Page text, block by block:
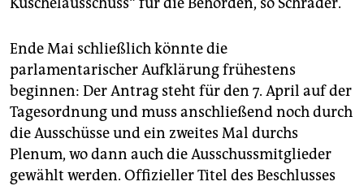
Ende Mai schließlich könnte die
parlamentarischer Aufklärung frühestens
beginnen: Der Antrag steht für den 7. April auf der
Tagesordnung und muss anschließend noch durch
die Ausschüsse und ein zweites Mal durchs
Plenum, wo dann auch die Ausschussmitglieder
gewählt werden. Offizieller Titel des Beschlusses